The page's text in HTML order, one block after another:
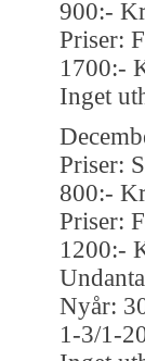
900:-
Priser:
1700:-
Inget
Priser:
800:-
Priser:
1200:-
Nyår:
1-3/1-